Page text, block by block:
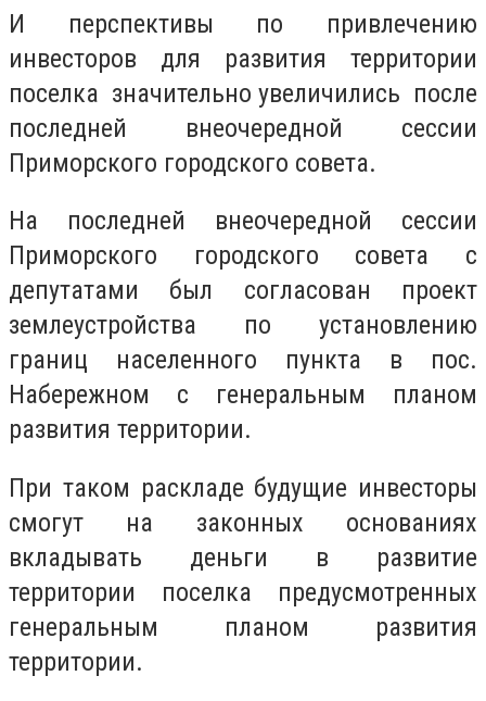
И перспективы по привлечению
инвесторов для развития территории
поселка значительно увеличились после
последней внеочередной сессии
Приморского городского совета.
На последней внеочередной сессии
Приморского городского совета с
депутатами был согласован проект
землеустройства по установлению
границ населенного пункта в пос.
Набережном с генеральным планом
развития территории.
При таком раскладе будущие инвесторы
смогут на законных основаниях
вкладывать деньги в развитие
территории поселка предусмотренных
генеральным планом развития
территории.